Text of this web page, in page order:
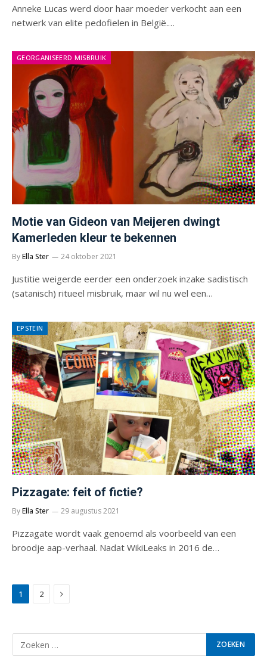
Anneke Lucas werd door haar moeder verkocht aan een
netwerk van elite pedofielen in België.…
GEORGANISEERD MISBRUIK
Motie van Gideon van Meijeren dwingt
Kamerleden kleur te bekennen
ByElla Ster 24 oktober 2021
Justitie weigerde eerder een onderzoek inzake sadistisch
(satanisch) ritueel misbruik, maar wil nu wel een…
EPSTEIN
Pizzagate: feit of fictie?
ByElla Ster 29 augustus 2021
Pizzagate wordt vaak genoemd als voorbeeld van een
broodje aap-verhaal. Nadat WikiLeaks in 2016 de…
1 2 Next